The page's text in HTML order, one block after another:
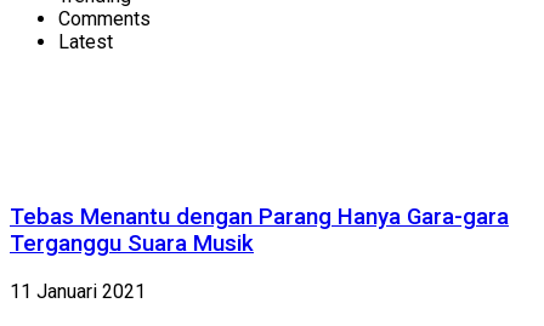
Comments
Latest
Tebas Menantu dengan Parang Hanya Gara-gara
Terganggu Suara Musik
11 Januari 2021